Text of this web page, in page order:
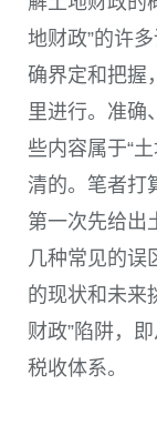
地财政”的许
确界定和把握
里进行。准确
些内容属于“
清的。笔者打
第一次先给出
几种常见的误
的现状和未来
财政”陷阱，
税收体系。